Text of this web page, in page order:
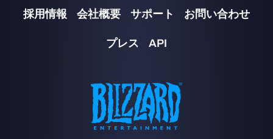
るでしょうか？ テストして確認してみましょう。
リスポーンエリアから出て、ヒーローがダメ
くなるかどうか確認します。
大成功です！「オーバーウォッチ」流のダメージ床
の完成です！
いなければならないかどうかをチェック
は、ルールのインスタンスを現在実行中
ラウンドの「求められるヒーロー」は、
ヒーローリスト（グローバル変数
「L」）の対応するインデックスに保存
されているヒーローです。現在のラウン